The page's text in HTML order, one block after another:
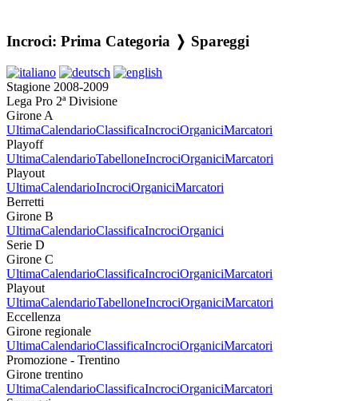
Incroci: Prima Categoria ❭ Spareggi
Stagione 2008-2009
Lega Pro 2ª Divisione
Girone A
UltimaCalendarioClassificaIncrociOrganiciMarcatori
Playoff
UltimaCalendarioTabelloneIncrociOrganiciMarcatori
Playout
UltimaCalendarioIncrociOrganiciMarcatori
Berretti
Girone B
UltimaCalendarioClassificaIncrociOrganici
Serie D
Girone C
UltimaCalendarioClassificaIncrociOrganiciMarcatori
Playout
UltimaCalendarioTabelloneIncrociOrganiciMarcatori
Eccellenza
Girone regionale
UltimaCalendarioClassificaIncrociOrganiciMarcatori
Promozione - Trentino
Girone trentino
UltimaCalendarioClassificaIncrociOrganiciMarcatori